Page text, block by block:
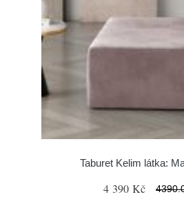
Taburet Kelim látka:
4 390 Kč